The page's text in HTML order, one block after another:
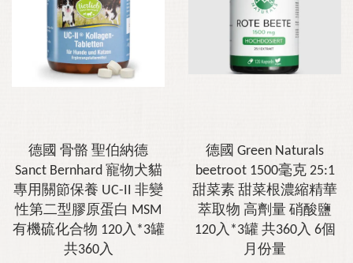
德國 骨骼 聖伯納德
Sanct Bernhard 寵物犬貓
專用關節保養 UC-II 非變
性第二型膠原蛋白 MSM
有機硫化合物 120入*3罐
共360入
德國 Green Naturals
beetroot 1500毫克 25:1
甜菜素 甜菜根濃縮精華
萃取物 高劑量 硝酸鹽
120入*3罐 共360入 6個
月份量